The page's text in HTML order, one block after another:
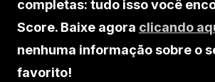
completas: tudo isso você
Score. Baixe agora clicando
nenhuma informação sobre o
favorito!